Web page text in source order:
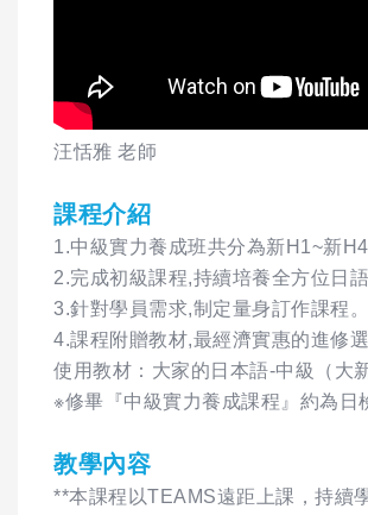
汪恬雅 老師
課程介紹
1.中級實力養成班共分為新H1~新H4
2.完成初級課程,持續培養全方位日語
3.針對學員需求,制定量身訂作課程。
4.課程附贈教材,最經濟實惠的進修選
使用教材：大家的日本語-中級（大
※修畢『中級實力養成課程』約為日
教學內容
**本課程以TEAMS遠距上課，持續